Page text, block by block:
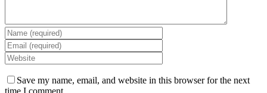
Save my name, email, and website in this browser for the next